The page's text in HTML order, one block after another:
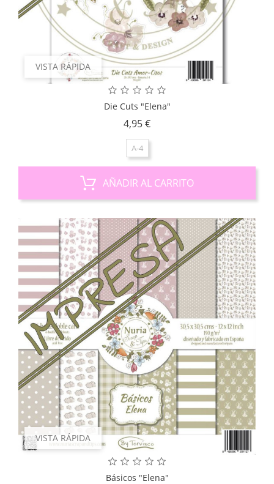
VISTA RÁPIDA
Die Cuts "Elena"
4,95 €Precio
A-4
AÑADIR AL CARRITO
VISTA RÁPIDA
Básicos "Elena"